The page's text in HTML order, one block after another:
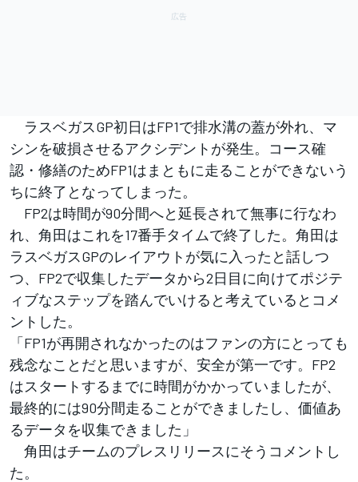
ラスベガスGP初日はFP1で排水溝の蓋が外れ、マ
シンを破損させるアクシデントが発生。コース確
認・修繕のためFP1はまともに走ることができないう
ちに終了となってしまった。
FP2は時間が90分間へと延長されて無事に行なわ
れ、角田はこれを17番手タイムで終了した。角田は
ラスベガスGPのレイアウトが気に入ったと話しつ
つ、FP2で収集したデータから2日目に向けてポジテ
ィブなステップを踏んでいけると考えているとコメ
ントした。
「FP1が再開されなかったのはファンの方にとっても
残念なことだと思いますが、安全が第一です。FP2
はスタートするまでに時間がかかっていましたが、
最終的には90分間走ることができましたし、価値あ
るデータを収集できました」
角田はチームのプレスリリースにそうコメントし
た。